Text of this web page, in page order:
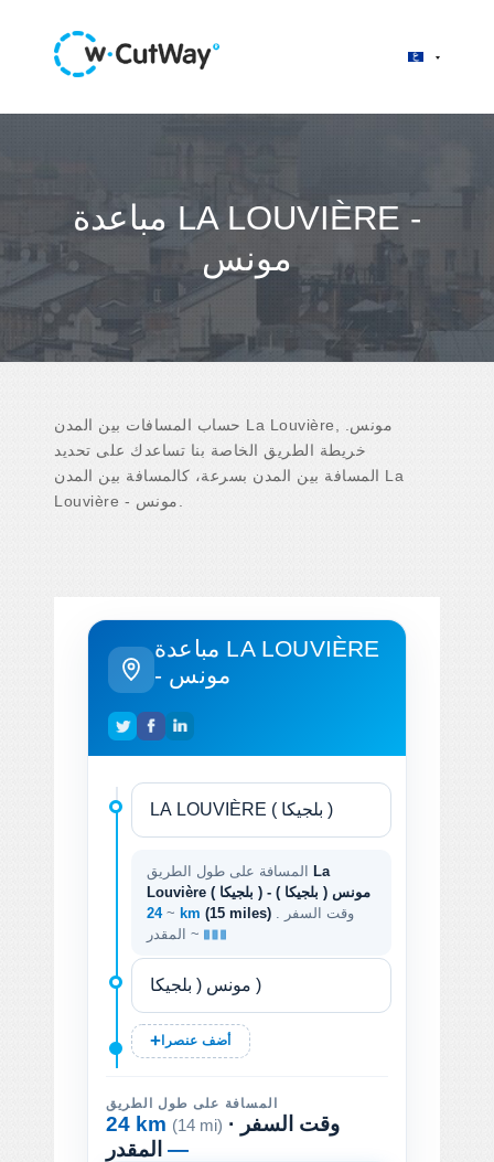
مباعدة LA LOUVIÈRE -
مونس
حساب المسافات بين المدن La Louvière, مونس.
خريطة الطريق الخاصة بنا تساعدك على تحديد
المسافة بين المدن بسرعة، كالمسافة بين المدن La
مباعدة LA LOUVIÈRE
- مونس
La
Louvière ( بلجيكا ) - مونس ( بلجيكا )
~ 24 km (15 miles)
المقدر ~
أضف عنصرا
المسافة على طول الطريق
24 km (14 mi) · وقت السفر
—